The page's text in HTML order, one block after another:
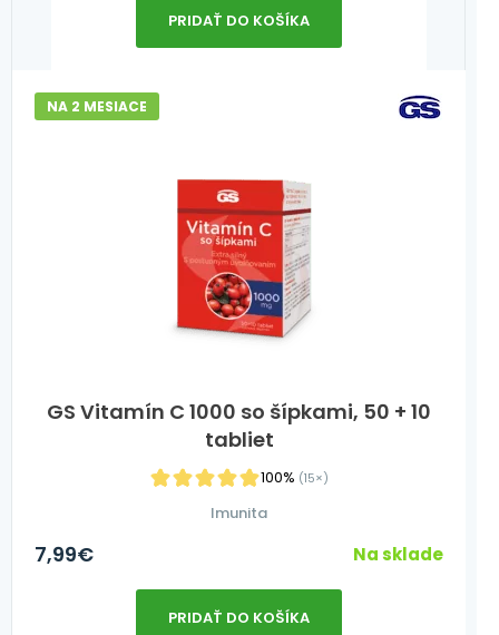
PRIDAŤ DO KOŠÍKA
GS Vitamín C 1000 so šípkami, 50 + 10
tabliet
100% (15×)
NA 2 MESIACE
Imunita
7,99€ Na sklade
PRIDAŤ DO KOŠÍKA